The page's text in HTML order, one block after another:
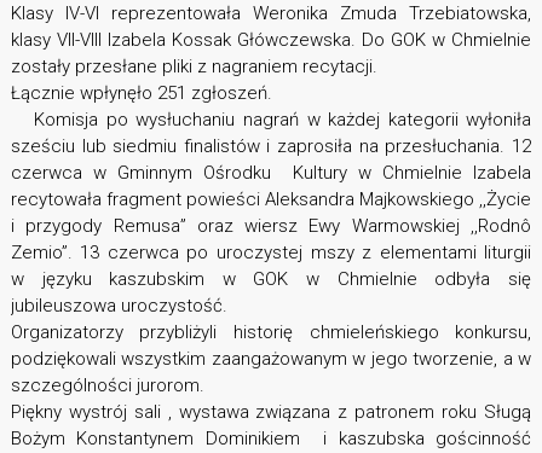
Klasy IV-VI reprezentowała Weronika Zmuda Trzebiatowska,
klasy VII-VIII Izabela Kossak Główczewska. Do GOK w Chmielnie
zostały przesłane pliki z nagraniem recytacji.
Łącznie wpłynęło 251 zgłoszeń.
Komisja po wysłuchaniu nagrań w każdej kategorii wyłoniła
sześciu lub siedmiu finalistów i zaprosiła na przesłuchania. 12
czerwca w Gminnym Ośrodku Kultury w Chmielnie Izabela
recytowała fragment powieści Aleksandra Majkowskiego ,,Życie
i przygody Remusa” oraz wiersz Ewy Warmowskiej ,,Rodnô
Zemio”. 13 czerwca po uroczystej mszy z elementami liturgii
w języku kaszubskim w GOK w Chmielnie odbyła się
jubileuszowa uroczystość.
Organizatorzy przybliżyli historię chmieleńskiego konkursu,
podziękowali wszystkim zaangażowanym w jego tworzenie, a w
szczególności jurorom.
Piękny wystrój sali , wystawa związana z patronem roku Sługą
Bożym Konstantynem Dominikiem i kaszubska gościnność